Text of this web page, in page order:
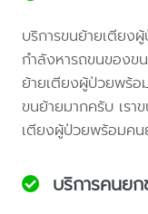
บริการขนย้ายเตียง
กำลังหารถขนของข
ย้ายเตียงผู้ป่วยพร้
ขนย้ายมากครับ เรา
เตียงผู้ป่วยพร้อมคน
บริการคนย